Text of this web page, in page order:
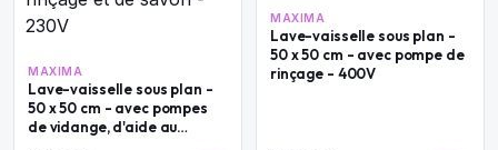
MAXIMA
Lave-vaisselle sous plan -
50 x 50 cm - avec pompes
de vidange, d'aide au
MAXIMA
Lave-vaisselle sous plan -
50 x 50 cm - avec pompe de
rinçage - 400V